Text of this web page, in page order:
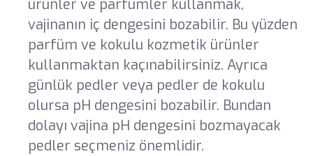
ürünler ve parfümler kullanmak,
vajinanın iç dengesini bozabilir. Bu yüzden
parfüm ve kokulu kozmetik ürünler
kullanmaktan kaçınabilirsiniz. Ayrıca
günlük pedler veya pedler de kokulu
olursa pH dengesini bozabilir. Bundan
dolayı vajina pH dengesini bozmayacak
pedler seçmeniz önemlidir.